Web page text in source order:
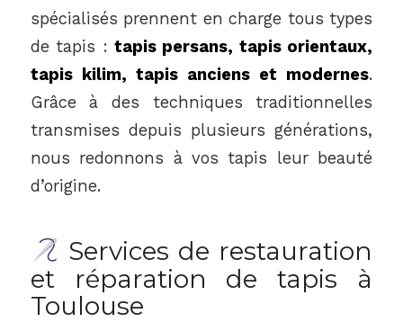
spécialisés prennent en charge tous types
de tapis : tapis persans, tapis orientaux,
tapis kilim, tapis anciens et modernes.
Grâce à des techniques traditionnelles
transmises depuis plusieurs générations,
nous redonnons à vos tapis leur beauté
d’origine.
Services de restauration
et réparation de tapis à
Toulouse